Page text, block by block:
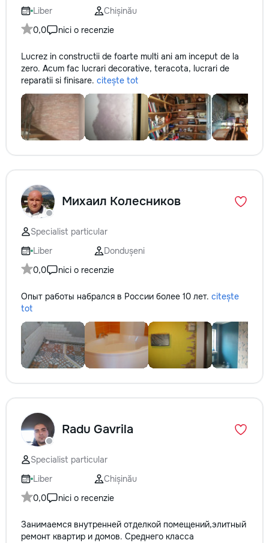
Liber
Chișinău
0,0
nici o recenzie
Lucrez in constructii de foarte multi ani am inceput de la
zero. Acum fac lucrari decorative, teracota, lucrari de
reparatii si finisare. citește tot
Михаил Колесников
Specialist particular
Liber
Dondușeni
0,0
nici o recenzie
Опыт работы набрался в России более 10 лет. citește
tot
Radu Gavrila
Specialist particular
Liber
Chișinău
0,0
nici o recenzie
Занимаемся внутренней отделкой помещений,элитный
ремонт квартир и домов. Среднего класса